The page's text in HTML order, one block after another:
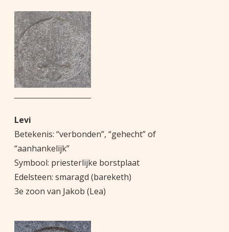
Levi
Betekenis: “verbonden”, “gehecht” of
“aanhankelijk”
Symbool: priesterlijke borstplaat
Edelsteen: smaragd (bareketh)
3e zoon van Jakob (Lea)